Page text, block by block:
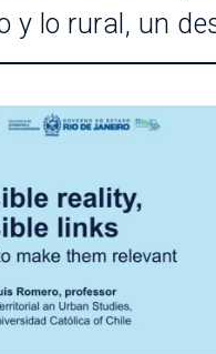
y lo rural, un